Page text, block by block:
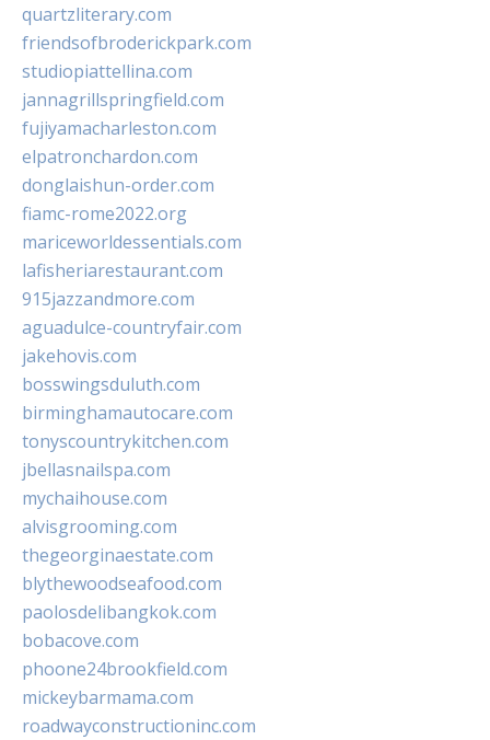
quartzliterary.com
friendsofbroderickpark.com
studiopiattellina.com
jannagrillspringfield.com
fujiyamacharleston.com
elpatronchardon.com
donglaishun-order.com
fiamc-rome2022.org
mariceworldessentials.com
lafisheriarestaurant.com
915jazzandmore.com
aguadulce-countryfair.com
jakehovis.com
bosswingsduluth.com
birminghamautocare.com
tonyscountrykitchen.com
jbellasnailspa.com
mychaihouse.com
alvisgrooming.com
thegeorginaestate.com
blythewoodseafood.com
paolosdelibangkok.com
bobacove.com
phoone24brookfield.com
mickeybarmama.com
roadwayconstructioninc.com